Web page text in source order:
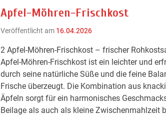
Apfel-Möhren-Frischkost
Veröffentlicht am 16.04.2026
2 Apfel-Möhren-Frischkost – frischer
Apfel-Möhren-Frischkost ist ein leichter und
durch seine natürliche Süße und die feine
Frische überzeugt. Die Kombination aus
Äpfeln sorgt für ein harmonisches
Beilage als auch als kleine Zwischenmahlzeit